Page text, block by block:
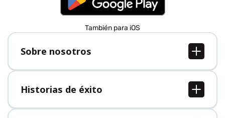
También para iOS
Sobre nosotros
Sobre nosotros
Empleo
Prensa
Historias de éxito
Todas las historias de éxito